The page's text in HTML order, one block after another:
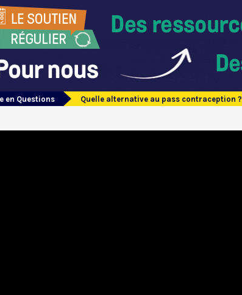
en Questions Quelle alternative au pass contraception ?